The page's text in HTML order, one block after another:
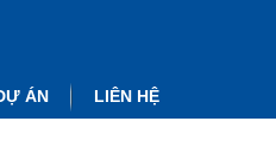
ÁN LIÊN HỆ